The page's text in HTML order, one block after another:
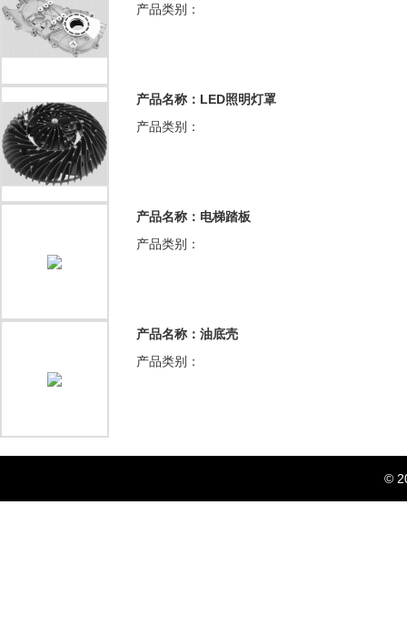
产品类别：
产品名称：LED照明灯罩
产品类别：
产品名称：电梯踏板
产品类别：
产品名称：油底壳
产品类别：
©